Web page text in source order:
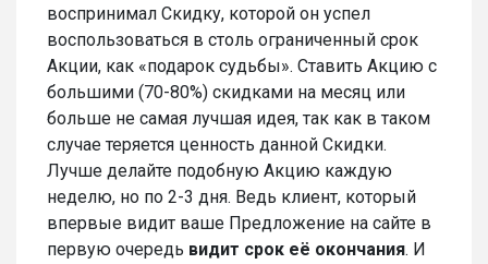
воспринимал Скидку, которой он успел
воспользоваться в столь ограниченный срок
Акции, как «подарок судьбы». Ставить Акцию с
большими (70-80%) скидками на месяц или
больше не самая лучшая идея, так как в таком
случае теряется ценность данной Скидки.
Лучше делайте подобную Акцию каждую
неделю, но по 2-3 дня. Ведь клиент, который
впервые видит ваше Предложение на сайте в
первую очередь видит срок её окончания. И